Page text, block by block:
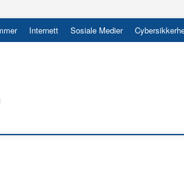
Internett Sosiale Medier